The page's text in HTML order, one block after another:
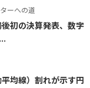
ーへの道
後初の決算発表、数字
均線）割れが示す円